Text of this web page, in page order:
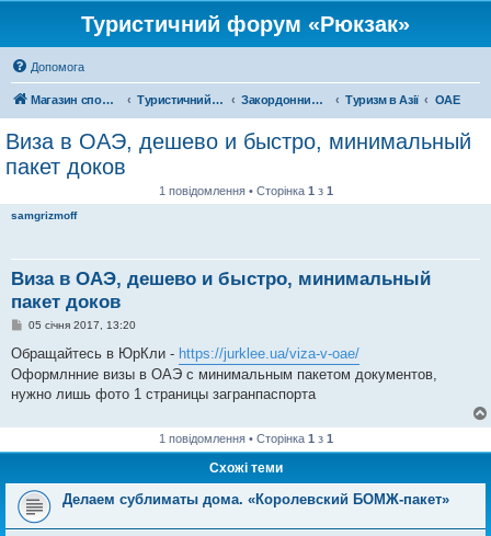
Туристичний форум «Рюкзак»
Допомога
Магазин спорядження Туристичний форум «Рюкзак» Закордонний туризм Туризм в Азії ОАЕ
Виза в ОАЭ, дешево и быстро, минимальный
пакет доков
1 повідомлення • Сторінка 1 з 1
samgrizmoff
Виза в ОАЭ, дешево и быстро, минимальный
пакет доков
П
в
д
о
м
е
н
05 січня 2017, 13:20
Обращайтесь в ЮрКли - https://jurklee.ua/viza-v-oae/
Оформлнние визы в ОАЭ с минимальным пакетом документов,
нужно лишь фото 1 страницы загранпаспорта
1 повідомлення • Сторінка 1 з 1
Схожі теми
Делаем сублиматы дома. «Королевский БОМЖ-пакет»